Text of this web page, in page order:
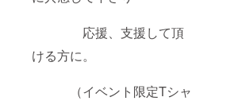
応援、支援して頂
ける方に。
（イベント限定Tシャ